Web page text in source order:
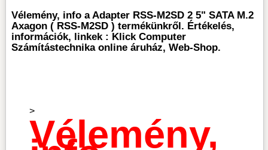
Vélemény, info a Adapter RSS-M2SD 2 5" SATA M.2
Axagon ( RSS-M2SD ) termékünkről. Értékelés,
információk, linkek : Klick Computer
Számítástechnika online áruház, Web-Shop.
>
Vélemény,